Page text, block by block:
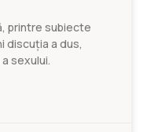
printre subiecte
discuția a dus,
sexului.